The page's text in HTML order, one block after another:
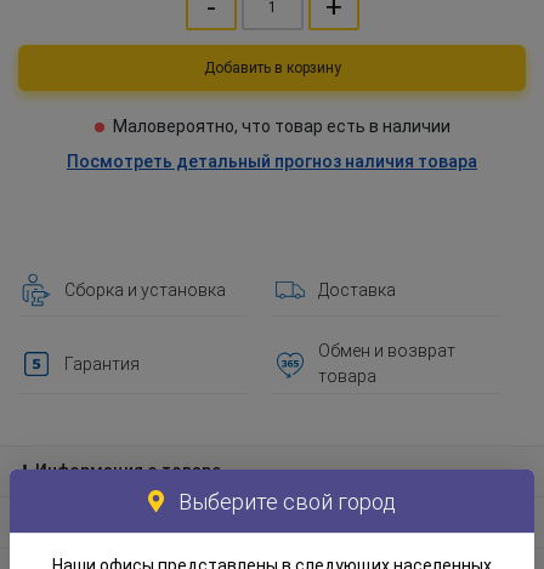
- +
Добавить в корзину
Маловероятно, что товар есть в наличии
Посмотреть детальный прогноз наличия товара
Сборка и установка Доставка
Гарантия
Обмен и возврат
товара
Информация о товаре
Выберите свой город